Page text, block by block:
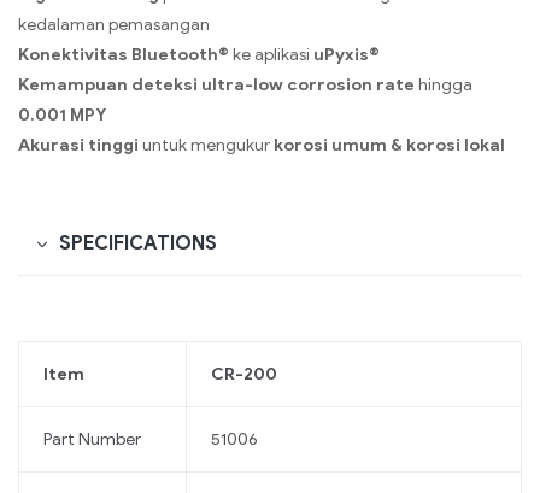
kedalaman pemasangan
Konektivitas Bluetooth® ke aplikasi uPyxis®
Kemampuan deteksi ultra-low corrosion rate hingga
0.001 MPY
Akurasi tinggi untuk mengukur korosi umum & korosi lokal
SPECIFICATIONS
Item CR-200
Part Number 51006